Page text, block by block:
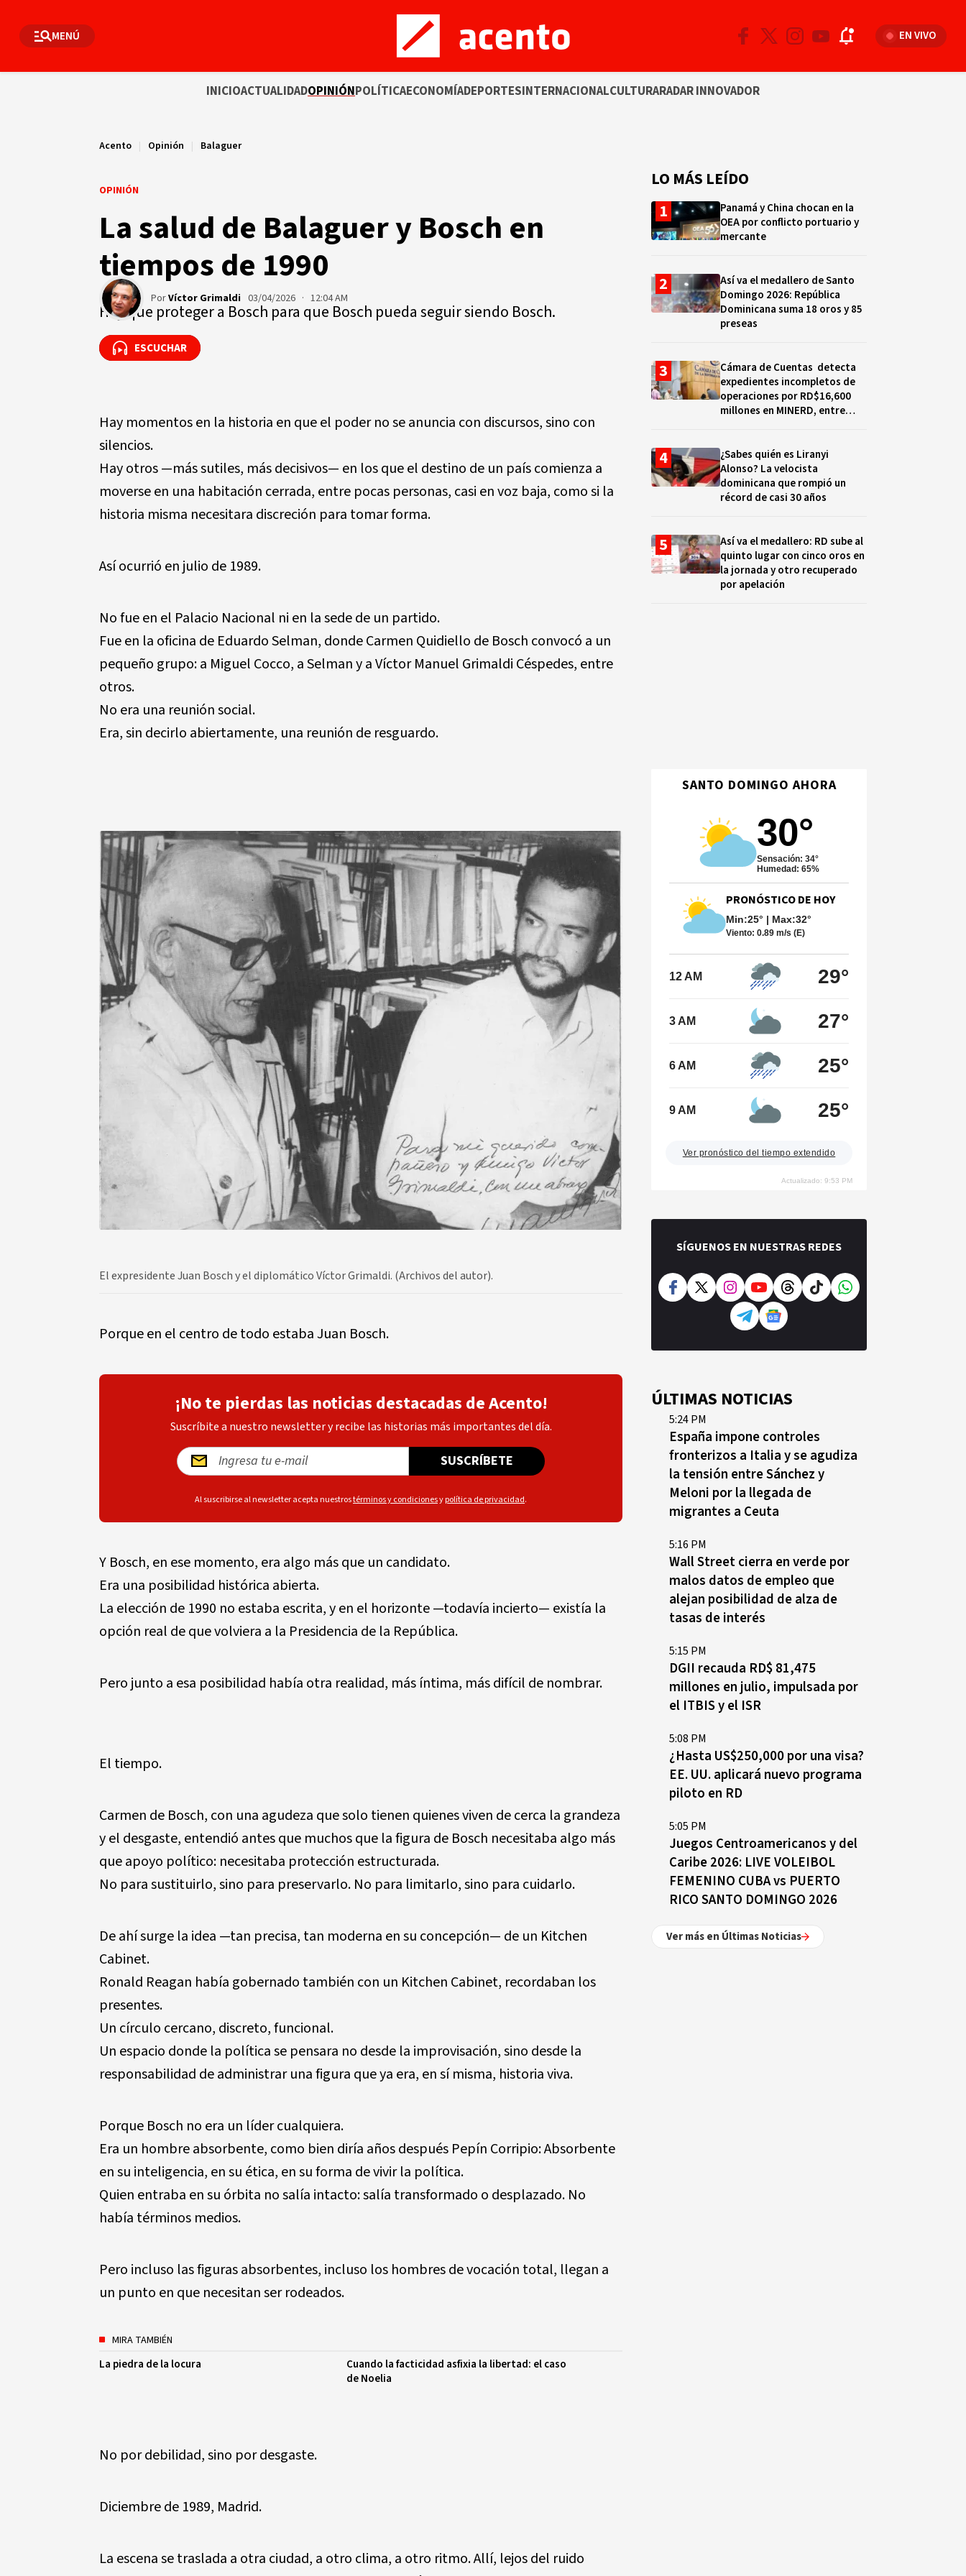
MENÚ EN VIVO
INICIOACTUALIDADOPINIÓNPOLÍTICAECONOMÍADEPORTESINTERNACIONALCULTURARADAR INNOVADOR
Acento | Opinión | Balaguer
OPINIÓN
La salud de Balaguer y Bosch en
tiempos de 1990
Hay que proteger a Bosch para que Bosch pueda seguir siendo Bosch.
PorVíctor Grimaldi 03/04/2026 · 12:04 AM
ESCUCHAR
ESCUCHAR
Hay momentos en la historia en que el poder no se anuncia con discursos, sino con
silencios.
Hay otros —más sutiles, más decisivos— en los que el destino de un país comienza a
moverse en una habitación cerrada, entre pocas personas, casi en voz baja, como si la
historia misma necesitara discreción para tomar forma.
Así ocurrió en julio de 1989.
No fue en el Palacio Nacional ni en la sede de un partido.
Fue en la oficina de Eduardo Selman, donde Carmen Quidiello de Bosch convocó a un
pequeño grupo: a Miguel Cocco, a Selman y a Víctor Manuel Grimaldi Céspedes, entre
otros.
No era una reunión social.
Era, sin decirlo abiertamente, una reunión de resguardo.
El expresidente Juan Bosch y el diplomático Víctor Grimaldi. (Archivos del autor).
Porque en el centro de todo estaba Juan Bosch.
¡No te pierdas las noticias destacadas de Acento!
Suscríbite a nuestro newsletter y recibe las historias más importantes del día.
SUSCRÍBETE
Al suscribirse al newsletter acepta nuestrostérminos y condicionesypolítica de privacidad.
Y Bosch, en ese momento, era algo más que un candidato.
Era una posibilidad histórica abierta.
La elección de 1990 no estaba escrita, y en el horizonte —todavía incierto— existía la
opción real de que volviera a la Presidencia de la República.
Pero junto a esa posibilidad había otra realidad, más íntima, más difícil de nombrar.
El tiempo.
Carmen de Bosch, con una agudeza que solo tienen quienes viven de cerca la grandeza
y el desgaste, entendió antes que muchos que la figura de Bosch necesitaba algo más
que apoyo político: necesitaba protección estructurada.
No para sustituirlo, sino para preservarlo. No para limitarlo, sino para cuidarlo.
De ahí surge la idea —tan precisa, tan moderna en su concepción— de un Kitchen
Cabinet.
Ronald Reagan había gobernado también con un Kitchen Cabinet, recordaban los
presentes.
Un círculo cercano, discreto, funcional.
Un espacio donde la política se pensara no desde la improvisación, sino desde la
responsabilidad de administrar una figura que ya era, en sí misma, historia viva.
Porque Bosch no era un líder cualquiera.
Era un hombre absorbente, como bien diría años después Pepín Corripio: Absorbente
en su inteligencia, en su ética, en su forma de vivir la política.
Quien entraba en su órbita no salía intacto: salía transformado o desplazado. No
había términos medios.
Pero incluso las figuras absorbentes, incluso los hombres de vocación total, llegan a
un punto en que necesitan ser rodeados.
MIRA TAMBIÉN
La piedra de la locura
Cuando la facticidad asfixia la libertad: el caso
de Noelia
No por debilidad, sino por desgaste.
Diciembre de 1989, Madrid.
La escena se traslada a otra ciudad, a otro clima, a otro ritmo. Allí, lejos del ruido
LO MÁS LEÍDO
Panamá y China chocan en la
OEA por conflicto portuario y
mercante
Así va el medallero de Santo
Domingo 2026: República
Dominicana suma 18 oros y 85
preseas
Cámara de Cuentas detecta
expedientes incompletos de
operaciones por RD$16,600
millones en MINERD, entre
¿Sabes quién es Liranyi
Alonso? La velocista
dominicana que rompió un
récord de casi 30 años
Así va el medallero: RD sube al
quinto lugar con cinco oros en
la jornada y otro recuperado
por apelación
SANTO DOMINGO AHORA
30°
Sensación: 34°
Humedad: 65%
PRONÓSTICO DE HOY
Min:25° | Max:32°
Viento: 0.89 m/s (E)
12 AM 29°
3 AM 27°
6 AM 25°
9 AM 25°
Ver pronóstico del tiempo extendido
Actualizado: 9:53 PM
SÍGUENOS EN NUESTRAS REDES
ÚLTIMAS NOTICIAS
5:24 PM
España impone controles
fronterizos a Italia y se agudiza
la tensión entre Sánchez y
Meloni por la llegada de
migrantes a Ceuta
5:16 PM
Wall Street cierra en verde por
malos datos de empleo que
alejan posibilidad de alza de
tasas de interés
5:15 PM
DGII recauda RD$ 81,475
millones en julio, impulsada por
el ITBIS y el ISR
5:08 PM
¿Hasta US$250,000 por una visa?
EE. UU. aplicará nuevo programa
piloto en RD
5:05 PM
Juegos Centroamericanos y del
Caribe 2026: LIVE VOLEIBOL
FEMENINO CUBA vs PUERTO
RICO SANTO DOMINGO 2026
Ver más en Últimas Noticias